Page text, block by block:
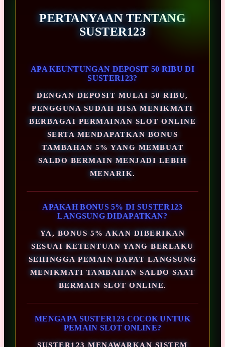
PERTANYAAN TENTANG
SUSTER123
APA KEUNTUNGAN DEPOSIT 50 RIBU DI
SUSTER123?
DENGAN DEPOSIT MULAI 50 RIBU,
PENGGUNA SUDAH BISA MENIKMATI
BERBAGAI PERMAINAN SLOT ONLINE
SERTA MENDAPATKAN BONUS
TAMBAHAN 5% YANG MEMBUAT
SALDO BERMAIN MENJADI LEBIH
MENARIK.
APAKAH BONUS 5% DI SUSTER123
LANGSUNG DIDAPATKAN?
YA, BONUS 5% AKAN DIBERIKAN
SESUAI KETENTUAN YANG BERLAKU
SEHINGGA PEMAIN DAPAT LANGSUNG
MENIKMATI TAMBAHAN SALDO SAAT
BERMAIN SLOT ONLINE.
MENGAPA SUSTER123 COCOK UNTUK
PEMAIN SLOT ONLINE?
SUSTER123 MENAWARKAN SISTEM